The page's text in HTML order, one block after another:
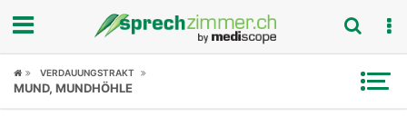
FokusVERDAUUNGSTRAKT
MUND, MUNDHÖHLE